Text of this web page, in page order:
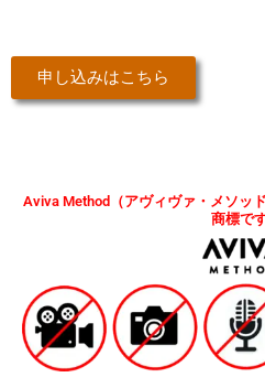
申し込みはこちら
Aviva Method（アヴィヴァ・メソッ
商標です